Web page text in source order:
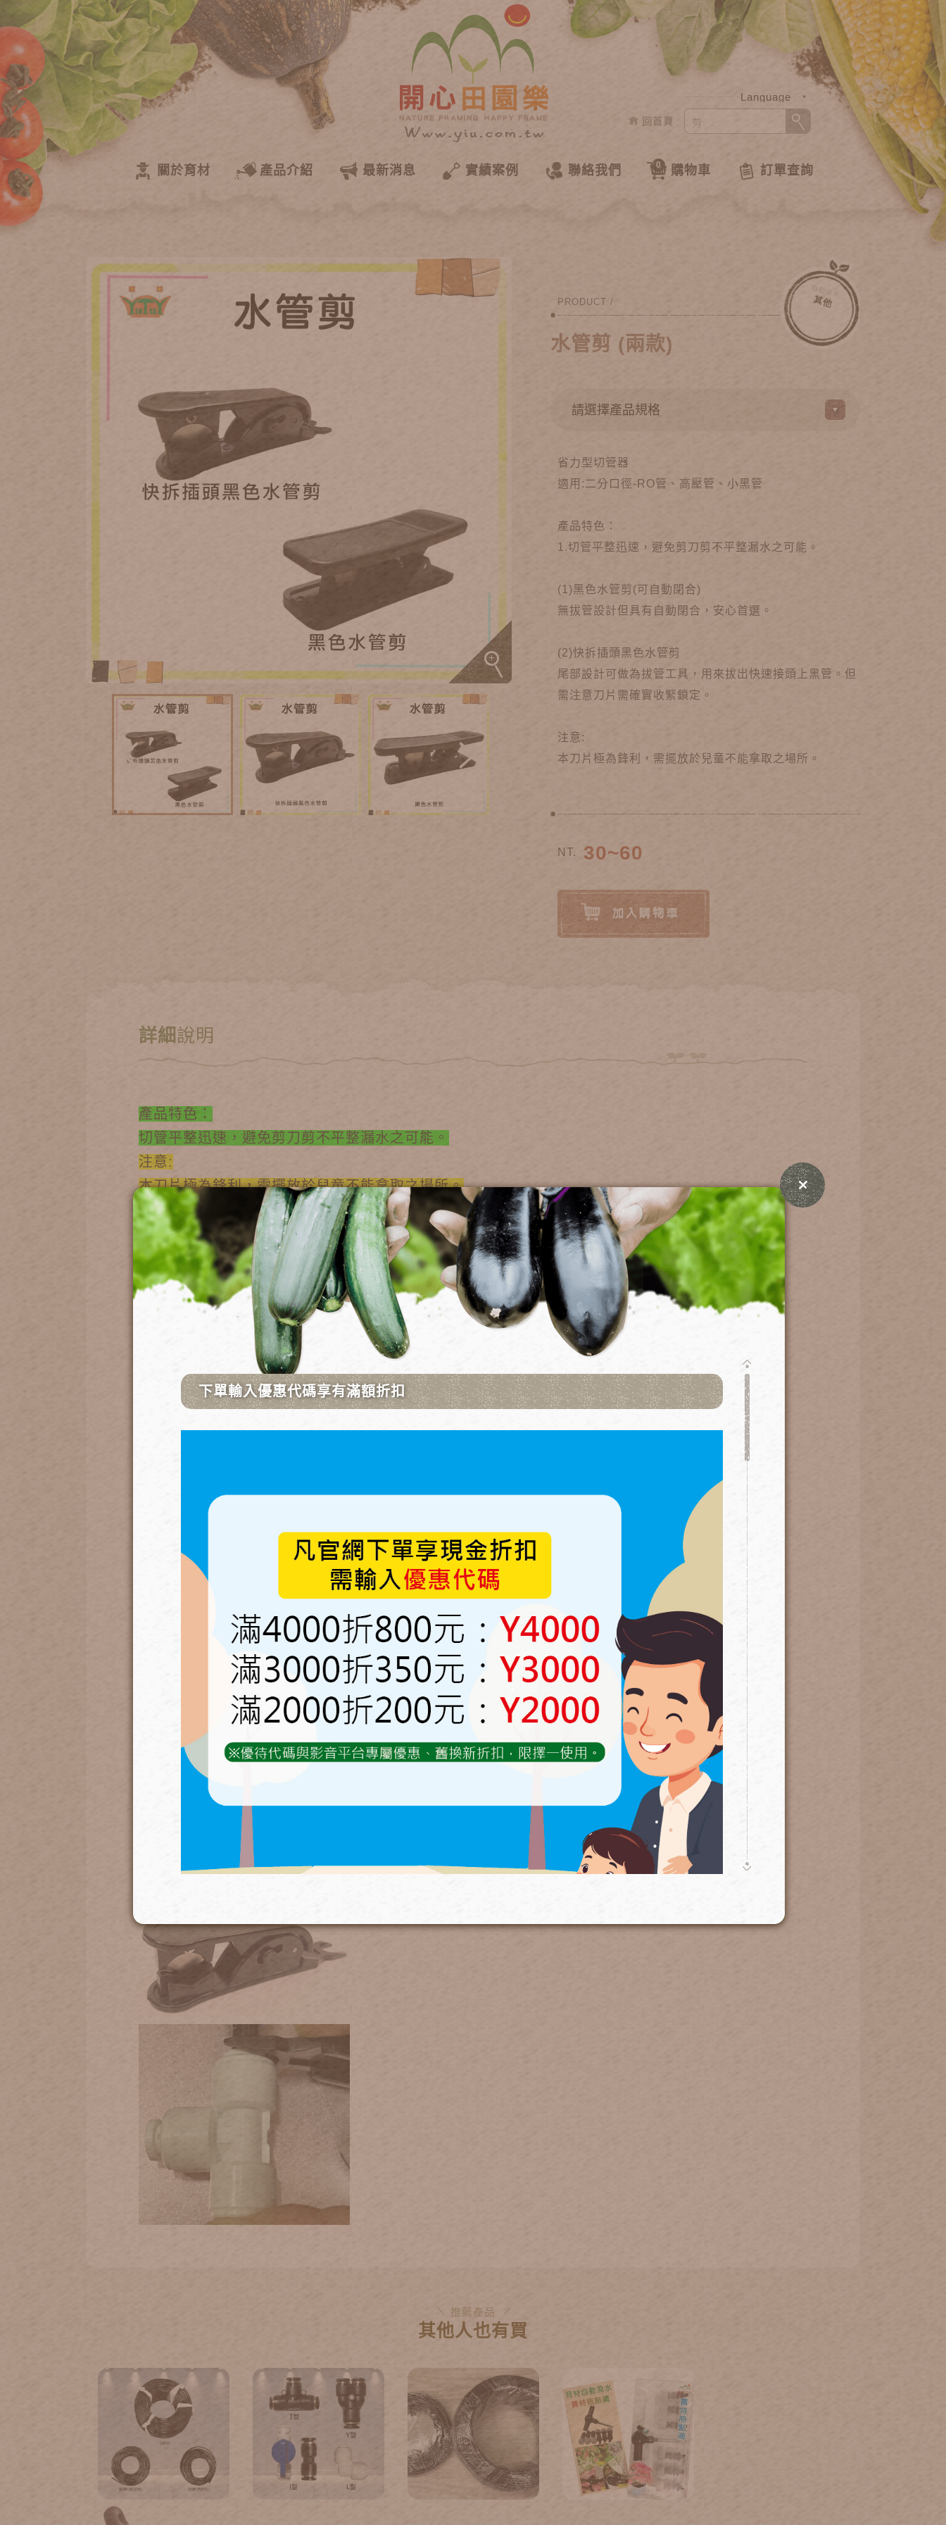
關於育材 產品介紹 最新消息 實績案例 聯絡我們 購物車
0 訂單查詢
回首頁
Language
自動澆水
其他
PRODUCT /
水管剪 (兩款)
省力型切管器
適用:二分口徑-RO管、高壓管、小黑管
產品特色：
1.切管平整迅速，避免剪刀剪不平整漏水之可能。
(1)黑色水管剪(可自動閉合)
無拔管設計但具有自動閉合，安心首選。
(2)快拆插頭黑色水管剪
尾部設計可做為拔管工具，用來拔出快速接頭上黑管。但
需注意刀片需確實收緊鎖定。
注意:
本刀片極為鋒利，需擺放於兒童不能拿取之場所。
NT. 30~60
詳細說明
產品特色：
切管平整迅速，避免剪刀剪不平整漏水之可能。
注意:
本刀片極為鋒利，需擺放於兒童不能拿取之場所。
(1)黑色水管剪(自動閉合)
無拔管設計但具有自動閉合，安心首選。
(2)快拆插頭黑色水管剪 (需鎖定型、附快拆拔管設計)
使用務必注意剪完需進行鎖定，避免危險。
推薦產品
其他人也有買
二分小黑管(三種長度)